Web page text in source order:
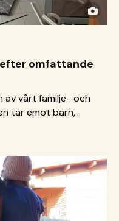
omfattande
av vårt familje- och
tar emot barn,